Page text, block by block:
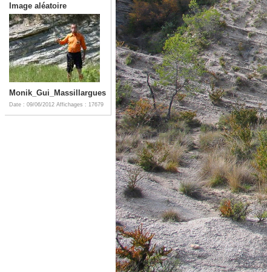
Image aléatoire
Monik_Gui_Massillargues
Date : 09/06/2012 Affichages : 17679